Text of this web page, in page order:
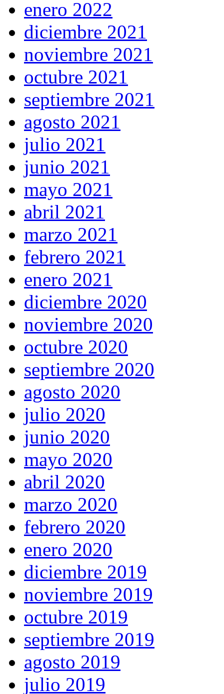
enero 2022
diciembre 2021
noviembre 2021
octubre 2021
septiembre 2021
agosto 2021
julio 2021
junio 2021
mayo 2021
abril 2021
marzo 2021
febrero 2021
enero 2021
diciembre 2020
noviembre 2020
octubre 2020
septiembre 2020
agosto 2020
julio 2020
junio 2020
mayo 2020
abril 2020
marzo 2020
febrero 2020
enero 2020
diciembre 2019
noviembre 2019
octubre 2019
septiembre 2019
agosto 2019
julio 2019